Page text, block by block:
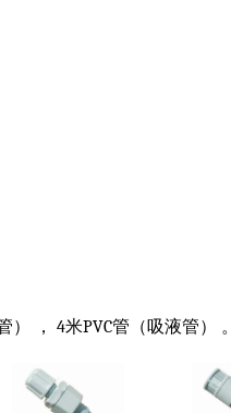
， 4米PVC管（吸液管） 。